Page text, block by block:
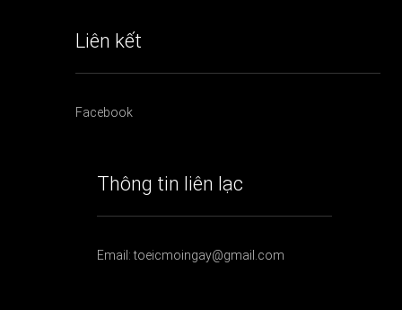
Liên kết
Facebook
Thông tin liên lạc
Email: toeicmoingay@gmail.com